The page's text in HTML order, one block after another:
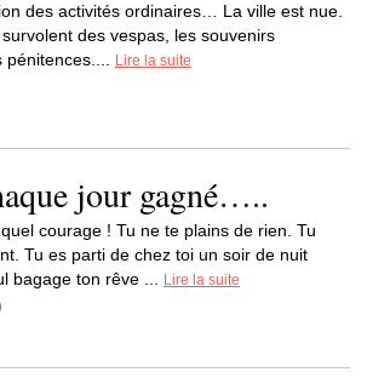
des activités ordinaires… La ville est nue.
des vespas, les souvenirs
pénitences....
Lire la suite
jour gagné…..
courage ! Tu ne te plains de rien. Tu
Tu es parti de chez toi un soir de nuit
bagage ton rêve ...
Lire la suite